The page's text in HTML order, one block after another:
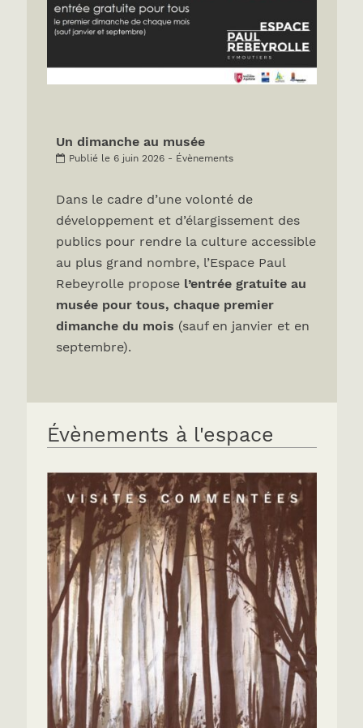
Un dimanche au musée
Publié le 6 juin 2026 - Évènements
Dans le cadre d’une volonté de
développement et d’élargissement des
publics pour rendre la culture accessible
au plus grand nombre, l’Espace Paul
Rebeyrolle propose l’entrée gratuite au
musée pour tous, chaque premier
dimanche du mois (sauf en janvier et en
septembre).
Évènements à l'espace